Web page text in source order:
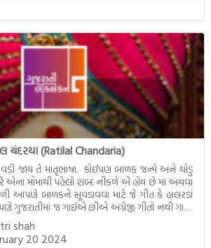
ચંદરયા (Ratilal Chandaria)
જાય તે માતૃભાષા. કોઈપણ બાળક જન્મે અને થોડું
એના મોંમાથી પહેલો શબ્દ નીકળે એ હોય છે મા અથવા
આપણે બાળકને સૂવડાવવા માટે જે ગીત કે હાલરડાં
જ ગાઈએ છીએ અંગ્રેજી ગીતો નથી ગાતા.
shah
20 2024